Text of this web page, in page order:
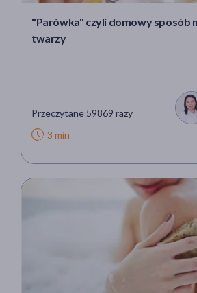
"Parówka" czyli domowy sposób
twarzy
Przeczytane 59869 razy
3 min